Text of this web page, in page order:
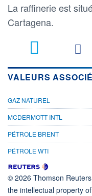
La raffinerie est
Cartagena.
VALEURS
GAZ NATUREL
MCDERMOTT INTL
PÉTROLE BRENT
PÉTROLE WTI
© 2026 Thomson
the intellectual property